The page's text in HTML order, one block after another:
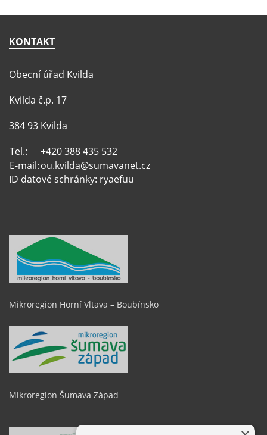
KONTAKT
Obecní úřad Kvilda
Kvilda č.p. 17
384 93 Kvilda
Tel.:
+420 388 435 532
E-mail:ou.kvilda@sumavanet.cz
ID datové schránky: ryaefuu
Mikroregion Horní Vltava – Boubínsko
Mikroregion Šumava Západ